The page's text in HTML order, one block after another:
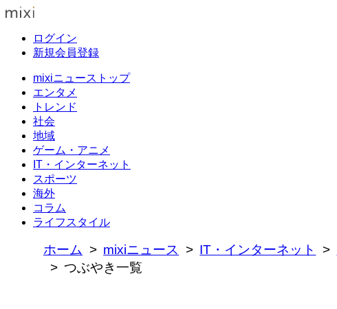
ログイン
新規会員登録
mixiニューストップ
エンタメ
トレンド
社会
地域
ゲーム・アニメ
IT・インターネット
スポーツ
海外
コラム
ライフスタイル
ホーム mixiニュース IT・インターネット
つぶやき一覧